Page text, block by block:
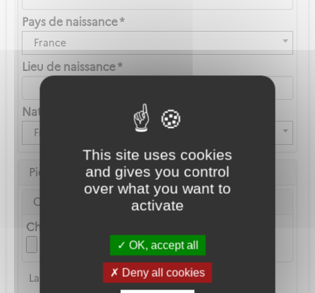
This site uses cookies
and gives you control
over what you want to
activate
OK, accept all
Deny all cookies
Pays de naissance *
France
Lieu de naissance *
Nationalité *
Française
Pièce d'identité
Carte Nationale d'Identité ou Passeport *
Choix du fichier
La copie du permis de conduire n'est pas acceptée